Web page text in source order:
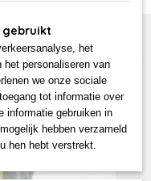
>Promo Karakter
metal badeend LILALU
gebruikt
het
het personaliseren van
we onze sociale
tot informatie over
informatie gebruiken in
hebben verzameld
hen hebt verstrekt.